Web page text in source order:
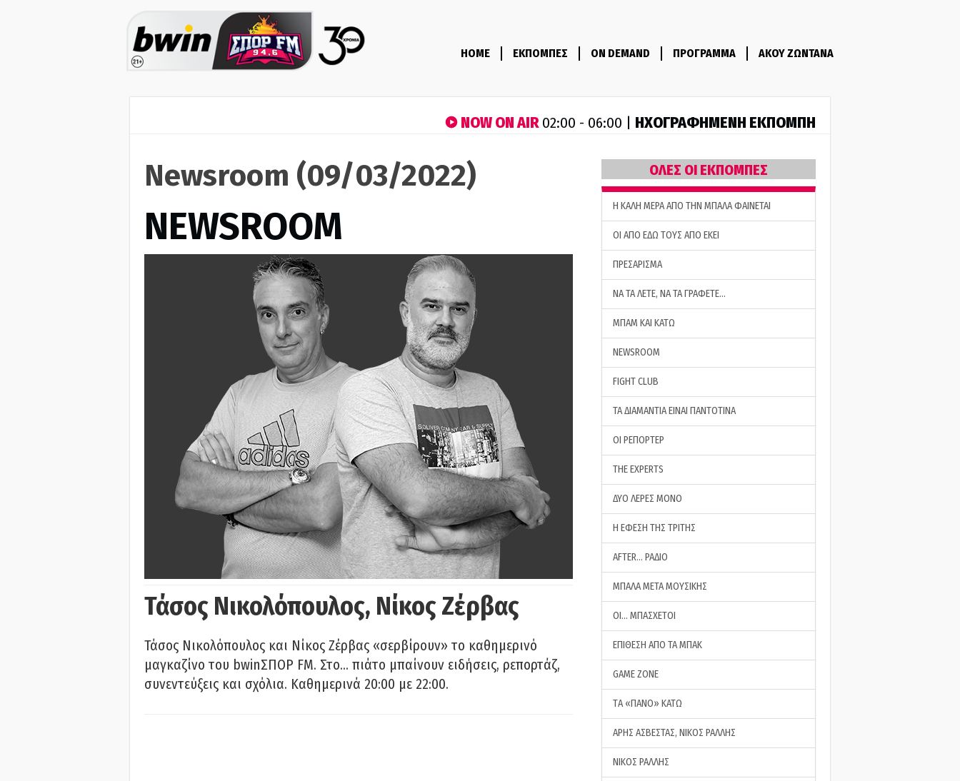
HOME ΕΚΠΟΜΠΕΣ ON DEMAND ΠΡΟΓΡΑΜΜΑ ΑΚΟΥ ΖΩΝΤΑΝΑ
NOW ON AIR02:00 - 06:00 | ΗΧΟΓΡΑΦΗΜΕΝΗ ΕΚΠΟΜΠΗ
Newsroom (09/03/2022)
NEWSROOM
Τάσος Νικολόπουλος, Νίκος Ζέρβας
Τάσος Νικολόπουλος και Νίκος Ζέρβας «σερβίρουν» το καθημερινό
μαγκαζίνο του bwinΣΠΟΡ FM. Στο… πιάτο μπαίνουν ειδήσεις, ρεπορτάζ,
συνεντεύξεις και σχόλια. Καθημερινά 20:00 με 22:00.
ΟΛΕΣ ΟΙ ΕΚΠΟΜΠΕΣ
H ΚΑΛΗ ΜΕΡΑ ΑΠΟ ΤΗΝ ΜΠΑΛΑ ΦΑΙΝΕΤΑΙ
ΟΙ ΑΠΟ ΕΔΩ ΤΟΥΣ ΑΠΟ ΕΚΕΙ
ΠΡΕΣΑΡΙΣΜΑ
ΝΑ ΤΑ ΛΕΤΕ, ΝΑ ΤΑ ΓΡΑΦΕΤΕ…
ΜΠΑΜ ΚΑΙ ΚΑΤΩ
NEWSROOM
FIGHT CLUB
ΤΑ ΔΙΑΜΑΝΤΙΑ ΕΙΝΑΙ ΠΑΝΤΟΤΙΝΑ
ΟΙ ΡΕΠΟΡΤΕΡ
THE EXPERTS
ΔΥΟ ΛΕΡΕΣ ΜΟΝΟ
Η ΕΦΕΣΗ ΤΗΣ ΤΡΙΤΗΣ
AFTER… ΡΑΔΙΟ
ΜΠΑΛΑ ΜΕΤΑ ΜΟΥΣΙΚΗΣ
ΟΙ… ΜΠΑΣΧΕΤΟΙ
ΕΠΙΘΕΣΗ ΑΠΟ ΤΑ ΜΠΑΚ
GAME ZONE
ΤA «ΠΑΝΟ» ΚΑΤΩ
ΑΡΗΣ ΑΣΒΕΣΤΑΣ, ΝΙΚΟΣ ΡΑΛΛΗΣ
ΝΙΚΟΣ ΡΑΛΛΗΣ